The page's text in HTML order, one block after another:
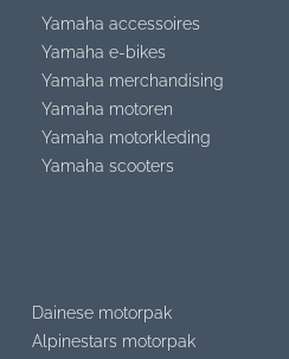
Yamaha accessoires
Yamaha e-bikes
Yamaha merchandising
Yamaha motoren
Yamaha motorkleding
Yamaha scooters
Dainese motorpak
Alpinestars motorpak